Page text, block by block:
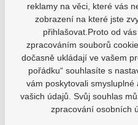
21", Klasický gard,
EAN: 1700000120980
Není skladem
24", Klasický gard,
EAN: 1700000120997
Není skladem
reklamy na věci, které vás
zobrazení na které jste
přihlašovat.Proto od
zpracováním souborů
dočasně ukládají ve vašem
pořádku“ souhlasíte s
vám poskytovali
vašich údajů. Svůj souhlas
zpracování osobních